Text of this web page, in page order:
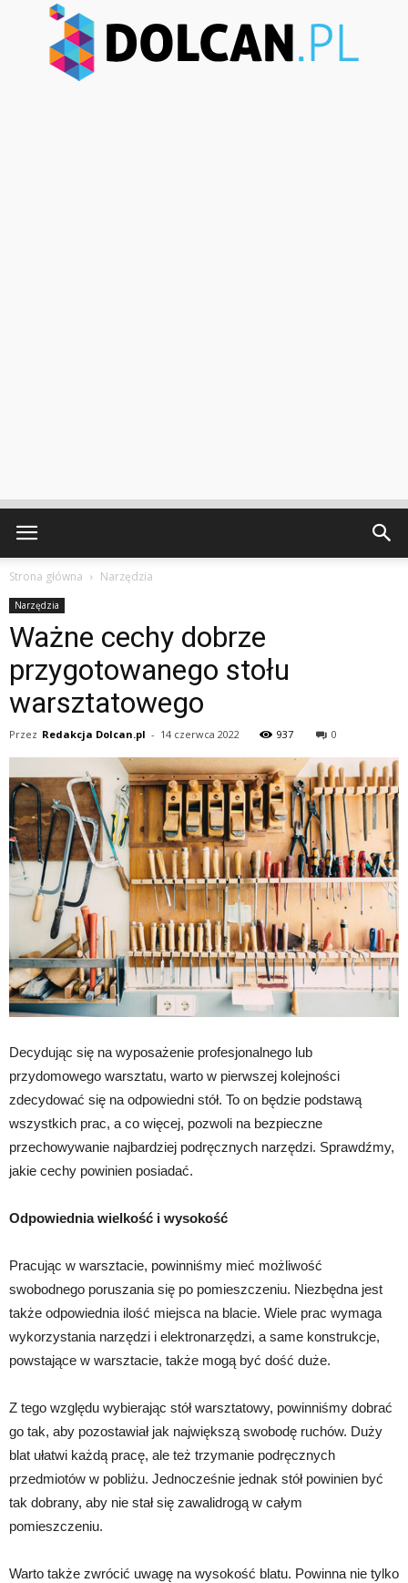
Strona główna Narzędzia
Narzędzia
Ważne cechy dobrze
przygotowanego stołu
warsztatowego
Przez Redakcja Dolcan.pl - 14 czerwca 2022 937 0
Decydując się na wyposażenie profesjonalnego lub
przydomowego warsztatu, warto w pierwszej kolejności
zdecydować się na odpowiedni stół. To on będzie podstawą
wszystkich prac, a co więcej, pozwoli na bezpieczne
przechowywanie najbardziej podręcznych narzędzi. Sprawdźmy,
jakie cechy powinien posiadać.
Odpowiednia wielkość i wysokość
Pracując w warsztacie, powinniśmy mieć możliwość
swobodnego poruszania się po pomieszczeniu. Niezbędna jest
także odpowiednia ilość miejsca na blacie. Wiele prac wymaga
wykorzystania narzędzi i elektronarzędzi, a same konstrukcje,
powstające w warsztacie, także mogą być dość duże.
Z tego względu wybierając stół warsztatowy, powinniśmy dobrać
go tak, aby pozostawiał jak największą swobodę ruchów. Duży
blat ułatwi każdą pracę, ale też trzymanie podręcznych
przedmiotów w pobliżu. Jednocześnie jednak stół powinien być
tak dobrany, aby nie stał się zawalidrogą w całym
pomieszczeniu.
Warto także zwrócić uwagę na wysokość blatu. Powinna nie tylko